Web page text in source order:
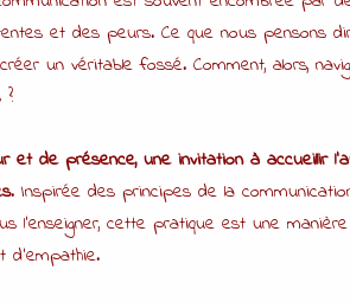
et des peurs. Ce que nous pensons
un véritable fossé. Comment, alors,
et de présence, une invitation à accueillir
. Inspirée des principes de la
l’enseigner, cette pratique est une